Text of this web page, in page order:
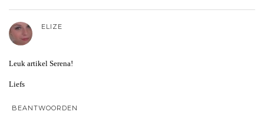
ELIZE
Leuk artikel Serena!
Liefs
BEANTWOORDEN